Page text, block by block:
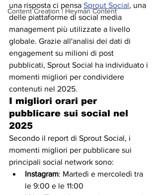
Content Creation | Heyman Content
una risposta ci pensa Sprout Social, una
delle piattaforme di social media
management più utilizzate a livello
globale. Grazie all'analisi dei dati di
engagement su milioni di post
pubblicati, Sprout Social ha individuato i
momenti migliori per condividere
contenuti nel 2025.
I migliori orari per
pubblicare sui social nel
2025
Secondo il report di Sprout Social, i
momenti migliori per pubblicare sui
principali social network sono:
Instagram: Martedì e mercoledì tra
le 9:00 e le 11:00